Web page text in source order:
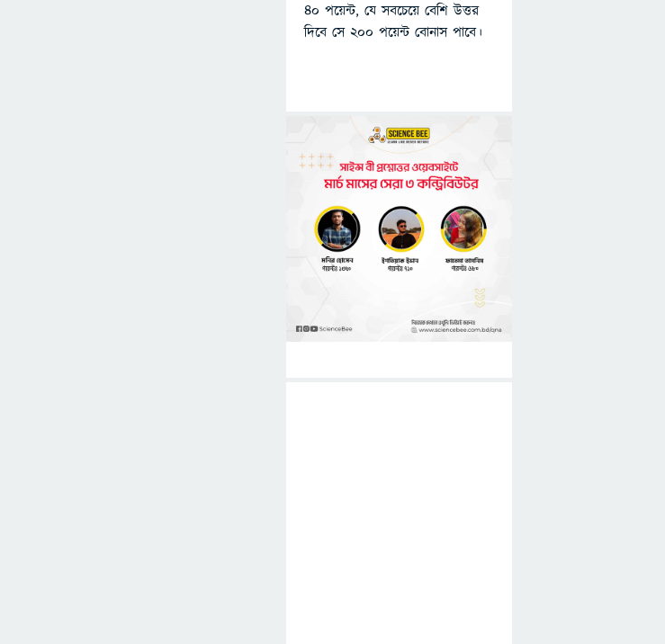
৪০ পয়েন্ট, যে সবচেয়ে বেশি উত্তর
দিবে সে ২০০ পয়েন্ট বোনাস পাবে।